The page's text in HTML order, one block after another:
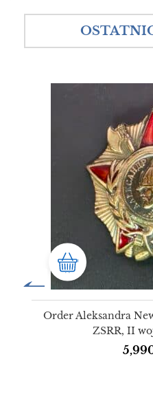
Order Aleksandra
ZSRR, II